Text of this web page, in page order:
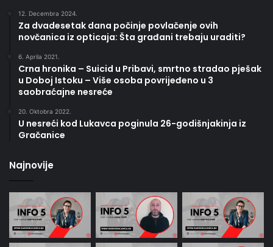
12. Decembra 2024.
Za dvadesetak dana počinje povlačenje ovih
novčanica iz opticaja: Šta građani trebaju uraditi?
6. Aprila 2021.
Crna hronika – Suicid u Pribavi, smrtno stradao pješak
u Doboj Istoku – Više osoba povrijeđeno u 3
saobraćajne nesreće
20. Oktobra 2022.
U nesreći kod Lukavca poginula 26-godišnjakinja iz
Gračanice
Najnovije